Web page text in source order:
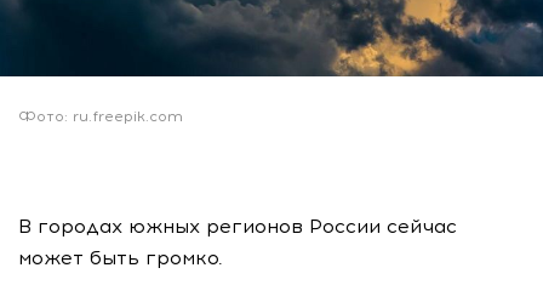
Фото: ru.freepik.com
В городах южных регионов России сейчас
может быть громко.